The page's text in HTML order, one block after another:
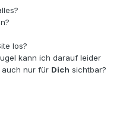
los?
kann ich darauf leider
auch nur für Dich sichtbar?